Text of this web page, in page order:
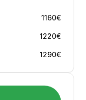
1160€
1220€
1290€